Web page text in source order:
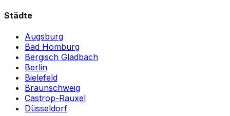
Städte
Augsburg
Bad Homburg
Bergisch Gladbach
Berlin
Bielefeld
Braunschweig
Castrop-Rauxel
Düsseldorf